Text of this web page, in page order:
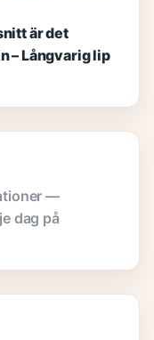
är det
– Långvarig lip
—
dag på